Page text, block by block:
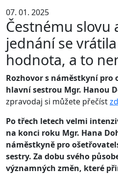
07. 01. 2025
Čestnému slovu
jednání se
hodnota, a to
Rozhovor s náměstkyní pro
hlavní sestrou Mgr. Hanou
zpravodaj si můžete přečíst
Po třech letech velmi
na konci roku Mgr. Hana
náměstkyně pro
sestry. Za dobu svého
významných změn, které